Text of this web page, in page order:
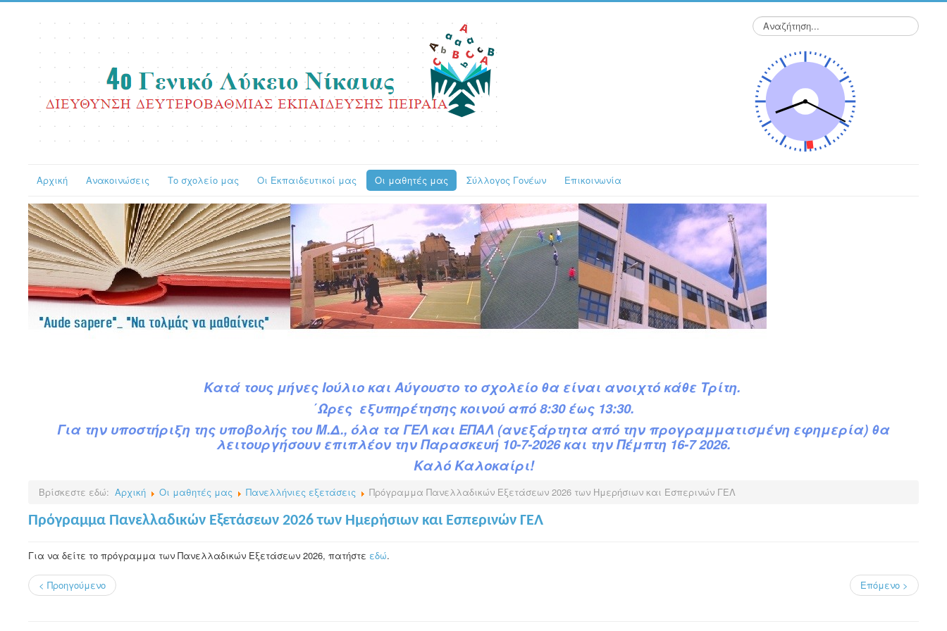
Αναζήτηση...
Αρχική Ανακοινώσεις Το σχολείο μας Οι Εκπαιδευτικοί μας Οι μαθητές μας Σύλλογος Γονέων Επικοινωνία
Κατάτουςμήνες Ιούλιο και Αύγουστο το σχολείο θα είναι ανοιχτό κάθε Τρίτη.
΄Ωρες εξυπηρέτησης κοινού από 8:30 έως 13:30.
Για την υποστήριξη της υποβολής του Μ.Δ., όλα τα ΓΕΛ και ΕΠΑΛ (ανεξάρτητα από την προγραμματισμένη εφημερία) θα
λειτουργήσουν επιπλέον την Παρασκευή 10-7-2026 και την Πέμπτη 16-7 2026.
Καλό Καλοκαίρι!
Βρίσκεστε εδώ: Αρχική Οι μαθητές μας Πανελλήνιες εξετάσεις Πρόγραμμα Πανελλαδικών Εξετάσεων 2026 των Ημερήσιων και Εσπερινών ΓΕΛ
Πρόγραμμα Πανελλαδικών Εξετάσεων 2026 των Ημερήσιων και Εσπερινών ΓΕΛ
Για να δείτε το πρόγραμμα των Πανελλαδικών Εξετάσεων 2026, πατήστε εδώ.
< Προηγούμενο Επόμενο >